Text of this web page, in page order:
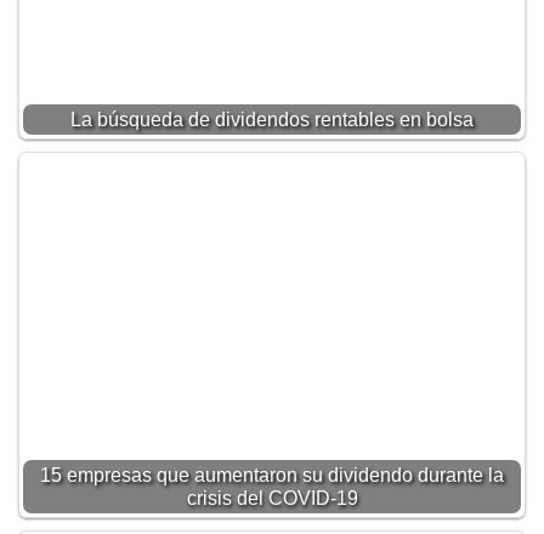
La búsqueda de dividendos rentables en bolsa
15 empresas que aumentaron su dividendo durante la
crisis del COVID-19